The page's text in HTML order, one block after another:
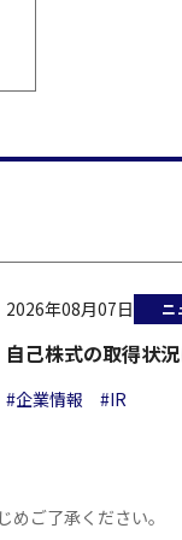
2026年08月07日 ニ
自己株式の取得状
#企業情報 #IR
ご了承ください。